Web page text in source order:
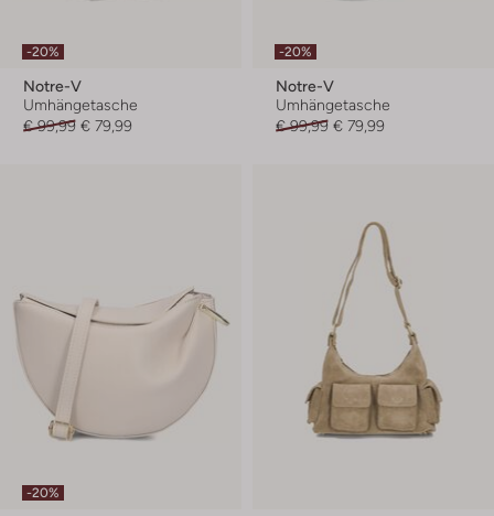
-20%
Notre-V
Umhängetasche
€ 99,99 € 79,99
-20%
Notre-V
Umhängetasche
€ 99,99 € 79,99
-20%